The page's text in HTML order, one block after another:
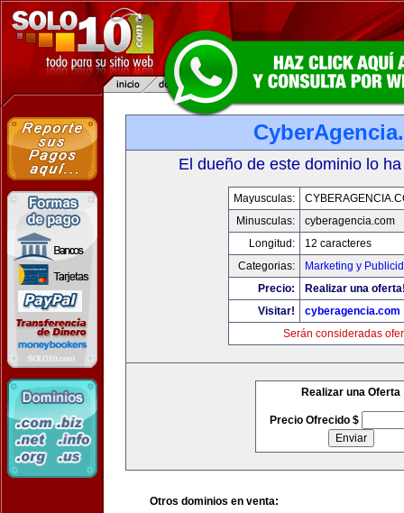
El dueño de este dominio lo
Mayusculas:
Minusculas:
cyberagencia.com
Longitud:
12 caracteres
Categorias:
Marketing y
Precio:
Realizar una
Visitar!
cyberagencia.com
Serán consideradas
Realizar una Oferta
Precio Ofrecido $
Otros dominios en venta: